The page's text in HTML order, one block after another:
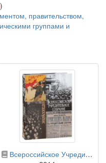
)
правительством,
группами и
бумажная книга
Всероссийское Учредительное собрание: энциклопедия